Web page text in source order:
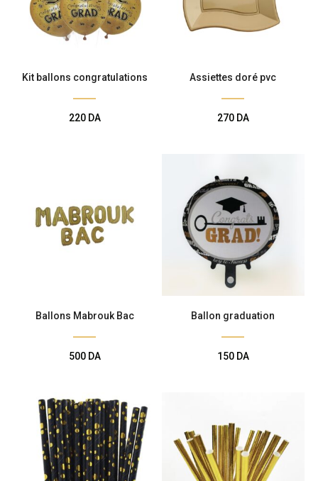
Kit ballons congratulations
220 DA
Assiettes doré pvc
270 DA
Ballons Mabrouk Bac
500 DA
Ballon graduation
150 DA